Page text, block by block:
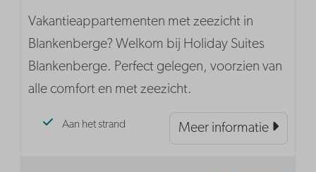
Vakantieappartementen met zeezicht in
Blankenberge? Welkom bij Holiday Suites
Blankenberge. Perfect gelegen, voorzien van
alle comfort en met zeezicht.
Aan het strand Meer informatie